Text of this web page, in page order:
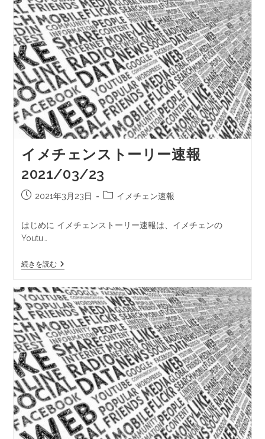
イメチェンストーリー速報
2021/03/23
2021年3月23日 イメチェン速報
はじめに イメチェンストーリー速報は、イメチェンの
Youtu…
続きを読む